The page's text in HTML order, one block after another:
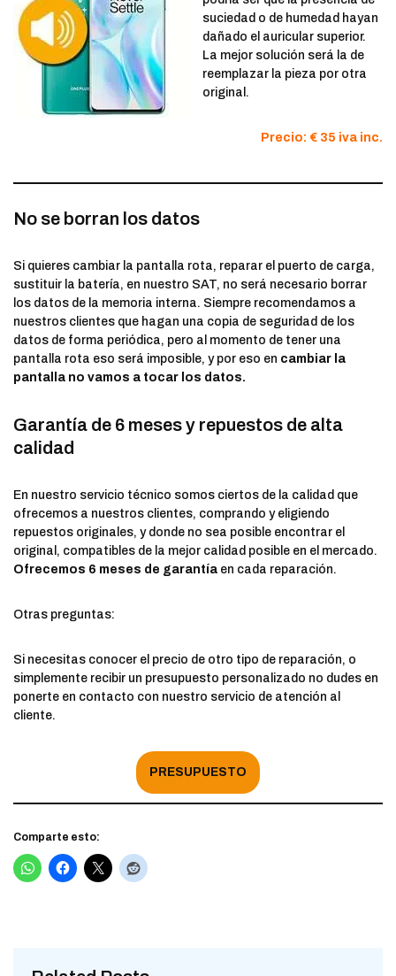
suciedad o de humedad hayan
dañado el auricular superior.
La mejor solución será la de
reemplazar la pieza por otra
original.
Precio: € 35 iva inc.
No se borran los datos
Si quieres cambiar la pantalla rota, reparar el puerto de carga,
sustituir la batería, en nuestro SAT, no será necesario borrar
los datos de la memoria interna. Siempre recomendamos a
nuestros clientes que hagan una copia de seguridad de los
datos de forma periódica, pero al momento de tener una
pantalla rota eso será imposible, y por eso en cambiar la
pantalla no vamos a tocar los datos.
Garantía de 6 meses y repuestos de alta
calidad
En nuestro servicio técnico somos ciertos de la calidad que
ofrecemos a nuestros clientes, comprando y eligiendo
repuestos originales, y donde no sea posible encontrar el
original, compatibles de la mejor calidad posible en el mercado.
Ofrecemos 6 meses de garantía en cada reparación.
Otras preguntas:
Si necesitas conocer el precio de otro tipo de reparación, o
simplemente recibir un presupuesto personalizado no dudes en
ponerte en contacto con nuestro servicio de atención al
cliente.
PRESUPUESTO
Comparte esto: